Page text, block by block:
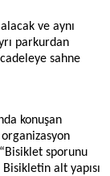
ve aynı
parkurdan
sahne
konuşan
organizasyon
sporunu
alt yapısı